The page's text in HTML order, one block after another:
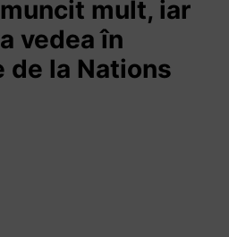
mult, iar
vedea în
de la Nations